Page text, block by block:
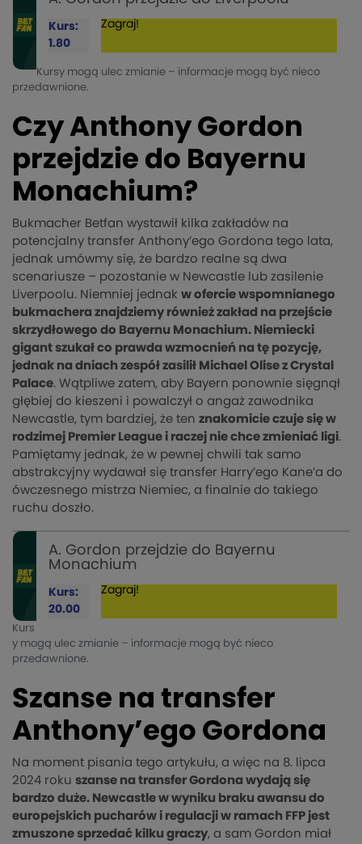
Kurs:
1.80
Zagraj!
Kursy mogą ulec zmianie – informacje mogą być nieco
przedawnione.
Czy Anthony Gordon
przejdzie do Bayernu
Monachium?
Bukmacher Betfan wystawił kilka zakładów na
potencjalny transfer Anthony’ego Gordona tego lata,
jednak umówmy się, że bardzo realne są dwa
scenariusze – pozostanie w Newcastle lub zasilenie
Liverpoolu. Niemniej jednak w ofercie wspomnianego
bukmachera znajdziemy również zakład na przejście
skrzydłowego do Bayernu Monachium. Niemiecki
gigant szukał co prawda wzmocnień na tę pozycję,
jednak na dniach zespół zasilił Michael Olise z Crystal
Palace. Wątpliwe zatem, aby Bayern ponownie sięgnął
głębiej do kieszeni i powalczył o angaż zawodnika
Newcastle, tym bardziej, że ten znakomicie czuje się w
rodzimej Premier League i raczej nie chce zmieniać ligi.
Pamiętamy jednak, że w pewnej chwili tak samo
abstrakcyjny wydawał się transfer Harry’ego Kane’a do
ówczesnego mistrza Niemiec, a finalnie do takiego
ruchu doszło.
A. Gordon przejdzie do Bayernu
Monachium
Kurs:
20.00
Zagraj!
Kurs
y mogą ulec zmianie – informacje mogą być nieco
przedawnione.
Szanse na transfer
Anthony’ego Gordona
Na moment pisania tego artykułu, a więc na 8. lipca
2024 roku szanse na transfer Gordona wydają się
bardzo duże. Newcastle w wyniku braku awansu do
europejskich pucharów i regulacji w ramach FFP jest
zmuszone sprzedać kilku graczy, a sam Gordon miał